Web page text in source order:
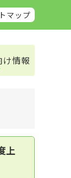
マップ
情報
上